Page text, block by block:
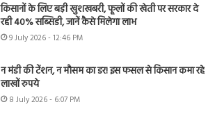
किसानों के लिए बड़ी खुशखबरी, फूलों की खेती पर सरकार दे
रही 40% सब्सिडी, जानें कैसे मिलेगा लाभ
9 July 2026 - 12:46 PM
न मंडी की टेंशन, न मौसम का डर! इस फसल से किसान कमा रहे
लाखों रुपये
8 July 2026 - 6:07 PM